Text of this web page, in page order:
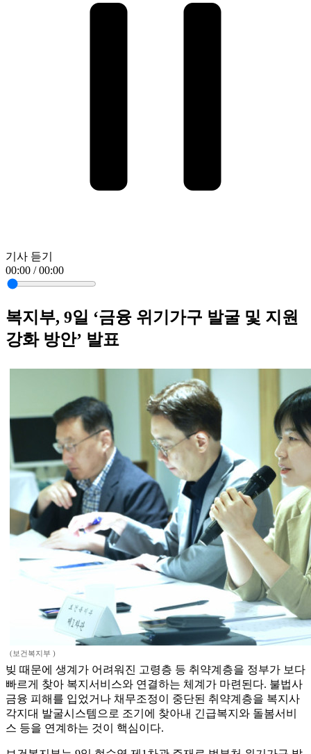
기사 듣기
00:00 / 00:00
복지부, 9일 ‘금융 위기가구 발굴 및 지원
강화 방안’ 발표
(보건복지부 )
빚 때문에 생계가 어려워진 고령층 등 취약계층을 정부가 보다
빠르게 찾아 복지서비스와 연결하는 체계가 마련된다. 불법사
금융 피해를 입었거나 채무조정이 중단된 취약계층을 복지사
각지대 발굴시스템으로 조기에 찾아내 긴급복지와 돌봄서비
스 등을 연계하는 것이 핵심이다.